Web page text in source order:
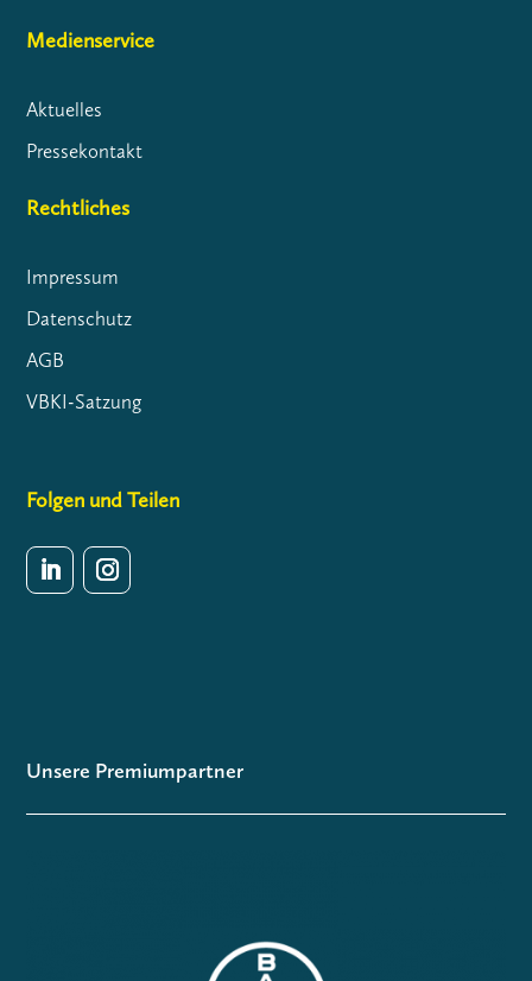
Medienservice
Aktuelles
Pressekontakt
Rechtliches
Impressum
Datenschutz
AGB
VBKI-Satzung
Folgen und Teilen
Unsere Premiumpartner